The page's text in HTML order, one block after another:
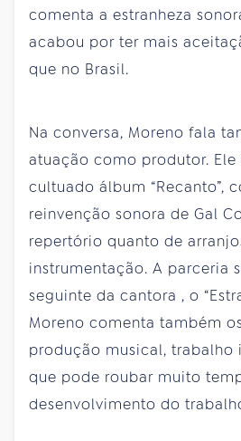
comenta a estranheza
acabou por ter mais
que no Brasil.
Na conversa, Moreno fala
atuação como produtor. Ele
cultuado álbum “Recanto”,
reinvenção sonora de Gal
repertório quanto de
instrumentação. A parceria
seguinte da cantora , o
Moreno comenta também
produção musical, trabalho
que pode roubar muito
desenvolvimento do